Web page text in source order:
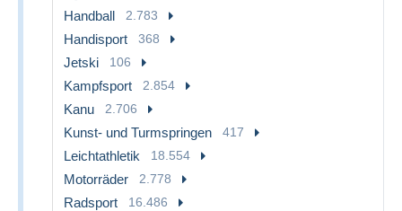
Handball 2.783
Handisport 368
Jetski 106
Kampfsport 2.854
Kanu 2.706
Kunst- und Turmspringen 417
Leichtathletik 18.554
Motorräder 2.778
Radsport 16.486